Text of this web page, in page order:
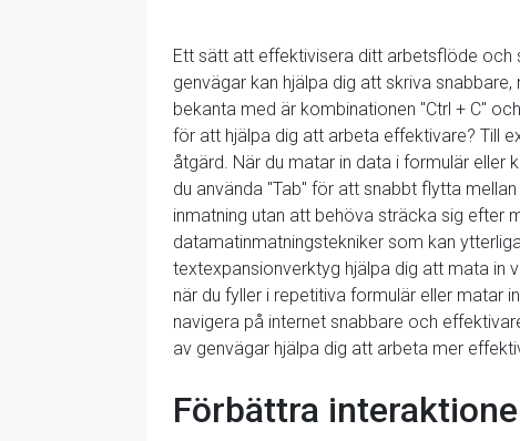
Ett sätt att effektivisera ditt arbetsflöde och
genvägar kan hjälpa dig att skriva
bekanta med är kombinationen "Ctrl + C"
för att hjälpa dig att arbeta effektivare? Till
åtgärd. När du matar in data i formulär eller
du använda "Tab" för att snabbt flytta
inmatning utan att behöva sträcka sig efter
datamatinmatningstekniker som kan
textexpansionverktyg hjälpa dig att mata in
när du fyller i repetitiva formulär eller matar
navigera på internet snabbare och
av genvägar hjälpa dig att arbeta mer
Förbättra